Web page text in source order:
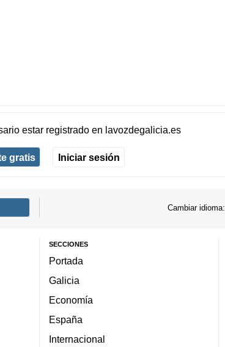
estar registradoen lavozdegalicia.es
gratis Iniciar sesión
Cambiar idioma:
SECCIONES
Portada
Galicia
Economía
España
Internacional